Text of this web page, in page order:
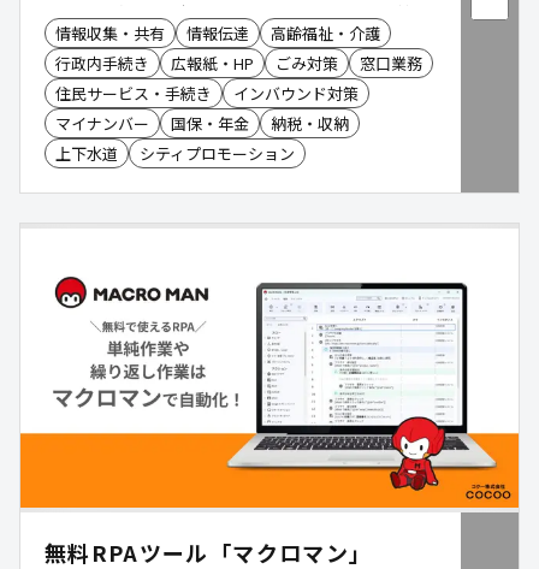
に伴う業務負担の削減を目的としています。自社開
発による柔軟なシステム連携や、複数拠点による
BCP対策、強固なセキュリティ(ISMS等)を備えたク
ラウドサービス「DHK CLOUD」の活用事例が豊富
に紹介されています。
情報収集・共有 情報伝達
高齢福祉・介護
行政内手続き
広報紙・HP ごみ対策
窓口業務
住民サービス・手続き
インバウンド対策
マイナンバー
国保・年金
納税・収納
上下水道
シティプロモーション
無料RPAツール「マクロマン」